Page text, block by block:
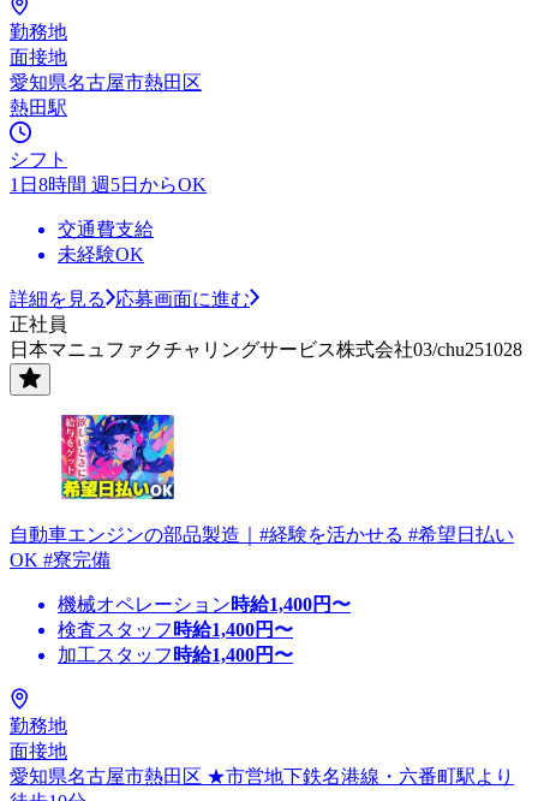
勤務地
面接地
愛知県名古屋市熱田区
熱田駅
シフト
1日8時間 週5日からOK
交通費支給
未経験OK
詳細を見る
応募画面に進む
正社員
日本マニュファクチャリングサービス株式会社03/chu251028
自動車エンジンの部品製造｜#経験を活かせる #希望日払い
OK #寮完備
機械オペレーション時給1,400円〜
検査スタッフ 時給1,400円〜
加工スタッフ 時給1,400円〜
勤務地
面接地
愛知県名古屋市熱田区 ★市営地下鉄名港線・六番町駅より